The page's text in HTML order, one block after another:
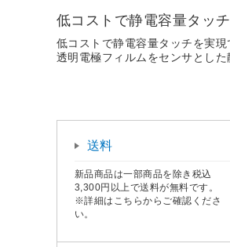
低コストで静電容量タッ
低コストで静電容量タッチを実
透明電極フィルムをセンサとした
送料
新品商品は一部商品を除き税込
3,300円以上で送料が無料です。
※詳細はこちらからご確認くださ
い。